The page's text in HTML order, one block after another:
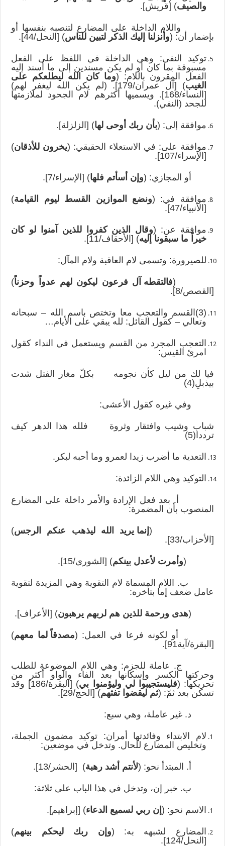
والصيف) [قريش].
واللام الداخلة على المضارع لتنصبه بنفسها أو
بإضمار أن: (وأنزلنا إليك الذكر لتبين للناس) [النحل/44].
توكيد النفي: وهي الداخلة في اللفظ على الفعل
مسبوقة بما كان أو لم يكن مسندين إلى ما أسند إليه
الفعل المقرون باللام: (وما كان الله ليطلعكم على
الغيب
) [آل عمران/179]. (لم يكن الله ليغفر لهم)
[النساء/168]. ويسميها أكثرهم لام الجحود لملازمتها
للجحد (النفي).
موافقة إلى: (بأن ربك أوحى لها) [الزلزلة].
موافقة على: في الاستعلاء الحقيقي: (يخرون للأذقان)
[الإسراء/107].
أو المجازي: (وإن أسأتم فلها) [الإسراء/7].
موافقة في: (ونضع الموازين القسط ليوم القيامة)
[الأنبياء/47].
موافقة عن: (وقال الذين كفروا للذين آمنوا لو كان
خيراً ما سبقونا إليه) [الأحقاف/11].
للصيرورة: وتسمى لام العاقبة ولام المآل:
(فالتقطه آل فرعون ليكون لهم عدواً وحزناً)
[القصص/8].
(3)القسم والتعجب معا وتختص باسم الله – سبحانه
وتعالي – كقول القائل: لله يبقي على الأيام…
التعجب المجرد من القسم ويستعمل في النداء كقول
امرئ القيس:
فيا لك من ليل كأن نجومه بكلّ مغار الفتل شدت
بيذبلِ(4)
وفي غيره كقول الأعشى:
شباب وشيب وافتقار وثروة فلله هذا الدهر كيف
ترددا(5)
التعدية ما أضرب زيدا لعمرو وما أحبه لبكر.
التوكيد وهي اللام الزائدة:
أ. بعد فعل الإرادة والأمر داخلة على المضارع
المنصوب بأن المضمرة:
( إنما يريد الله ليذهب عنكم الرجس)
[الأحزاب/33].
(وأمرت لأعدل بينكم) [الشورى/15].
ب. اللام المسماة لام التقوية وهي المزيدة لتقوية
عامل ضعف إما بتأخره:
(هدى ورحمة للذين هم لربهم يرهبون) [الأعراف].
أو لكونه فرعا في العمل: (مصدقاً لما معهم)
[البقرة/آية91].
ج. عاملة للجزم: وهي اللام الموضوعة للطلب
وحركتها الكسر وإسكانها بعد الفاء والواو أكثر من
تحريكها: (فليستجيبوا لي وليؤمنوا بي
) [البقرة/186] وقد
تسكن بعد ثمّ: (ثم ليقضوا تفثهم) [الحج/29].
د. غير عاملة، وهي سبع:
لام الابتداء وفائدتها أمران: توكيد مضمون الجملة،
وتخليص المضارع للحال. وتدخل في موضعين:
أ. المبتدأ نحو: (لأنتم أشد رهبة) [الحشر/13].
ب. خبر إن، وتدخل في هذا الباب على ثلاثة:
الاسم نحو: ( إن ربي لسميع الدعاء) [إبراهيم].
المضارع لشبهه به: (وإن ربك ليحكم بينهم)
[النحل/124].